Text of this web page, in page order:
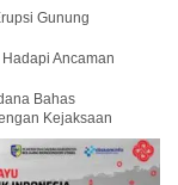
Gunung
Ancaman
Bahas
Kejaksaan